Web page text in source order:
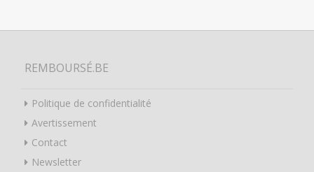
REMBOURSÉ.BE
Politique de confidentialité
Avertissement
Contact
Newsletter